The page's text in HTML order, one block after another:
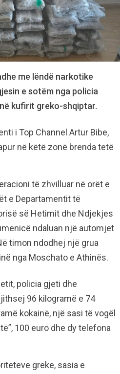
me lëndë narkotike
e sotëm nga policia
kufirit greko-shqiptar.
i Top Channel Artur Bibe,
në këtë zonë brenda tetë
të zhvilluar në orët e
e Departamentit të
së Hetimit dhe Ndjekjes
ndaluan një automjet
timon ndodhej një grua
nga Moschato e Athinës.
policia gjeti dhe
96 kilogramë e 74
kokainë, një sasi të vogël
100 euro dhe dy telefona
greke, sasia e